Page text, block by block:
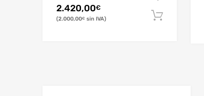
2.420,00€
2.000,00€